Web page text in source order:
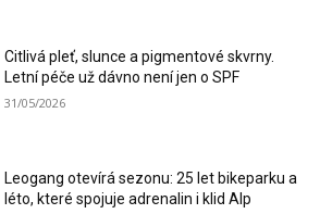
Citlivá pleť, slunce a pigmentové skvrny.
Letní péče už dávno není jen o SPF
31/05/2026
Leogang otevírá sezonu: 25 let bikeparku a
léto, které spojuje adrenalin i klid Alp